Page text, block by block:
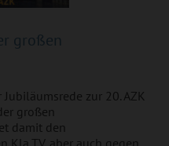
großen
zur 20. AZK
großen
damit den